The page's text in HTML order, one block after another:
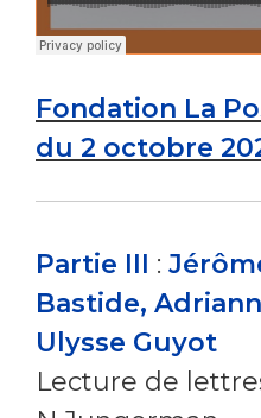
Fondation La
du 2 octobre
Partie III :
Bastide,
Ulysse Guyot
Lecture de